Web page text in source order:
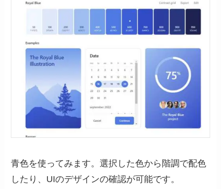
青色を使ってみます。選択した色から階調で配色
したり、UIのデザインの確認が可能です。